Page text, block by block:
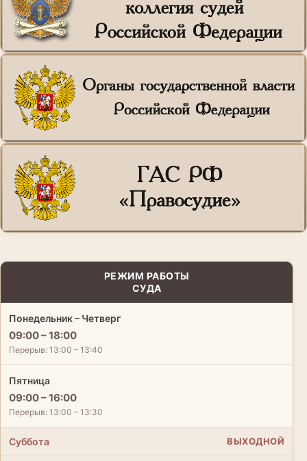
РЕЖИМ РАБОТЫ
СУДА
Понедельник – Четверг
09:00 – 18:00
Перерыв: 13:00 – 13:40
Пятница
09:00 – 16:00
Перерыв: 13:00 – 13:30
Суббота ВЫХОДНОЙ